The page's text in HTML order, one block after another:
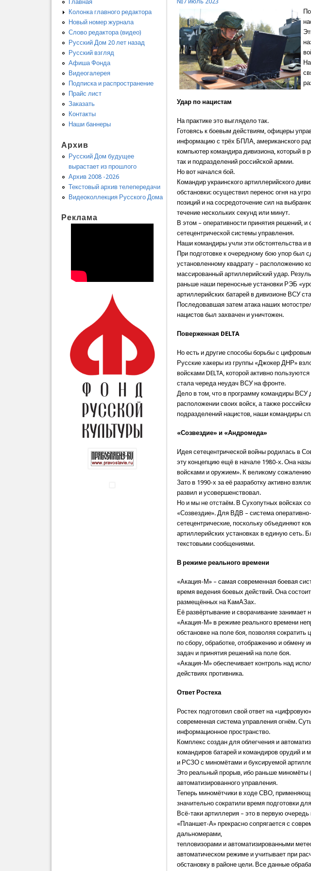
Удар по нацистам
На практике это выглядело так.
Готовясь к боевым действиям, офицеры
информацию с трёх БПЛА, американского
компьютер командира дивизиона, который в
так и подразделений российской армии.
Но вот начался бой.
Командир украинского артиллерийского
обстановки: осуществил перенос огня на
позиций и на сосредоточение сил на
течение нескольких секунд или минут.
В этом – оперативности принятия решений,
сетецентрической системы управления.
Наши командиры учли эти обстоятельства
При подготовке к очередному бою упор
установленному квадрату – расположению
массированный артиллерийский удар.
раньше наши переносные установки РЭБ
артиллерийских батарей в дивизионе ВСУ
Последовавшая затем атака наших
нацистов был захвачен и уничтожен.
Поверженная DELTA
Но есть и другие способы борьбы с
Русские хакеры из группы «Джокер ДНР»
войсками DELTA, которой активно
стала череда неудач ВСУ на фронте.
Дело в том, что в программу командиры ВСУ
расположении своих войск, а также
подразделений нацистов, наши командиры
«Созвездие» и «Андромеда»
Идея сетецентрической войны родилась в
эту концепцию ещё в начале 1980-х. Она
войсками и оружием». К великому
Зато в 1990-х за её разработку активно
развил и усовершенствовал.
Но и мы не отстаём. В Сухопутных войсках
«Созвездие». Для ВДВ – система
сетецентрические, поскольку объединяют
артиллерийских установках в единую
текстовыми сообщениями.
В режиме реального времени
«Акация-М» – самая современная боевая
время ведения боевых действий. Она
размещённых на КамАЗах.
Её развёртывание и сворачивание занимает
«Акация-М» в режиме реального времени
обстановке на поле боя, позволяя
по сбору, обработке, отображению и обмену
задач и принятия решений на поле боя.
«Акация-М» обеспечивает контроль над
действиях противника.
Ответ Ростеха
Ростех подготовил свой ответ на
современная система управления огнём.
информационное пространство.
Комплекс создан для облегчения и
командиров батарей и командиров орудий
и РСЗО с миномётами и буксируемой
Это реальный прорыв, ибо раньше миномёты
автоматизированного управления.
Теперь миномётчики в ходе СВО,
значительно сократили время подготовки
Всё-таки артиллерия – это в первую очередь
«Планшет-А» прекрасно сопрягается с
дальномерами,
тепловизорами и автоматизированными
автоматическом режиме и учитывает при
обстановку в районе цели. Все данные
Главная
Колонка главного редактора
Новый номер журнала
Слово редактора (видео)
Русский Дом 20 лет назад
Русский взгляд
Афиша Фонда
Видеогалерея
Подписка и распространение
Прайс лист
Заказать
Контакты
Наши баннеры
Архив
Русский Дом будущее
вырастает из прошлого
Архив 2008 -2026
Текстовый архив телепередачи
Видеоколлекция Русского Дома
Реклама